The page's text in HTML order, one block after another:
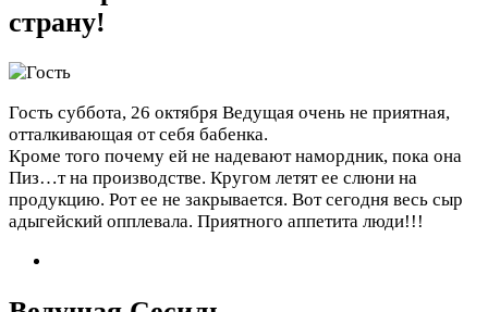
страну!
Гость суббота, 26 октября Ведущая очень не приятная,
отталкивающая от себя бабенка.
Кроме того почему ей не надевают намордник, пока она
Пиз…т на производстве. Кругом летят ее слюни на
продукцию. Рот ее не закрывается. Вот сегодня весь сыр
адыгейский опплевала. Приятного аппетита люди!!!